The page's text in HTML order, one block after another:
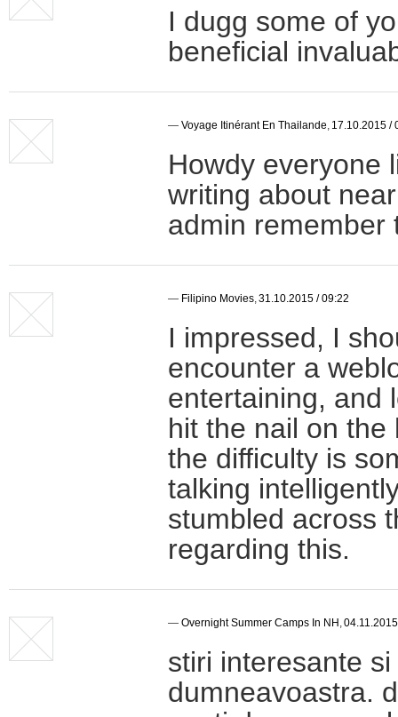
I dugg some of
beneficial
— Voyage Itinérant En Thailande, 17.10.2015 /
Howdy everyone
writing about
admin remember
— Filipino Movies,31.10.2015 / 09:22
I impressed, I
encounter a
entertaining, and
hit the nail on the
the difficulty is
talking
stumbled across
regarding this.
— Overnight Summer Camps In NH ,
stiri interesante
dumneavoastra.